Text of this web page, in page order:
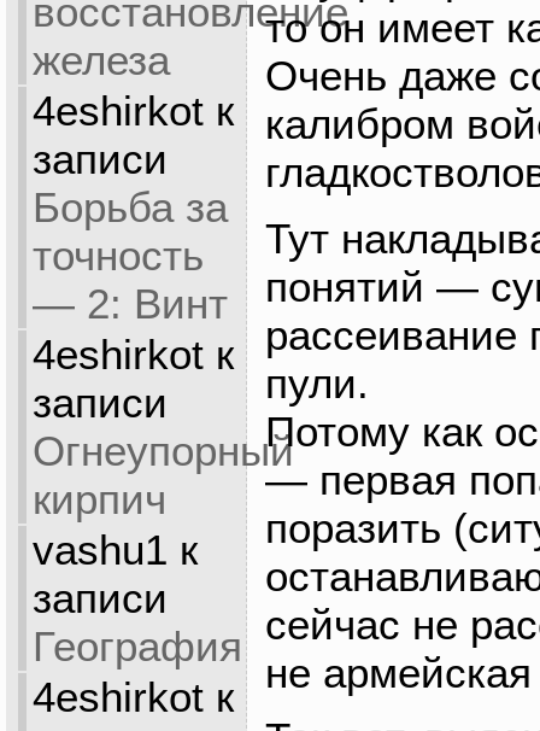
восстановление
железа
4eshirkotк
записи
Борьба за
точность
— 2: Винт
4eshirkotк
записи
Огнеупорный
кирпич
vashu1 к
записи
География
4eshirkotк
то он имеет
Очень даже
калибром
Тут
понятий —
рассеивание
пули.
Потому как
— первая
поразить
сейчас не
не армейская